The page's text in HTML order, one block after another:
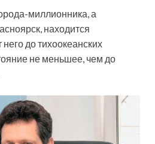
миллионника, а
находится
до тихоокеанских
не меньшее, чем до